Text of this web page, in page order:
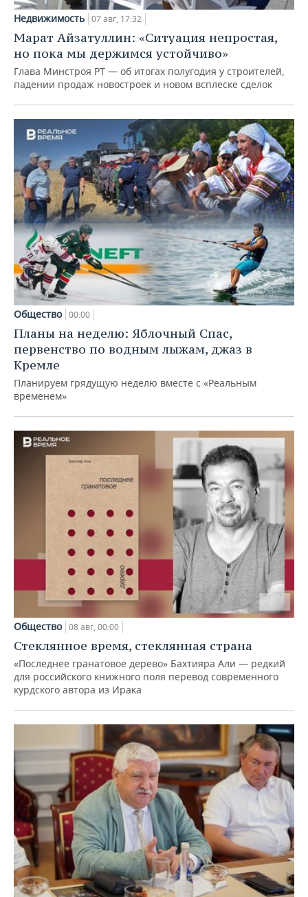
Недвижимость 07 авг, 17:32
Марат Айзатуллин: «Ситуация непростая,
но пока мы держимся устойчиво»
Глава Минстроя РТ — об итогах полугодия у строителей,
падении продаж новостроек и новом всплеске сделок
Общество 00:00
Планы на неделю: Яблочный Спас,
первенство по водным лыжам, джаз в
Кремле
Планируем грядущую неделю вместе с «Реальным
временем»
Общество 08 авг, 00:00
Стеклянное время, стеклянная страна
«Последнее гранатовое дерево» Бахтияра Али — редкий
для российского книжного поля перевод современного
курдского автора из Ирака